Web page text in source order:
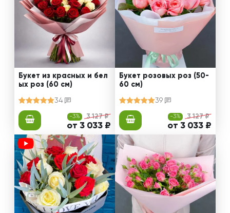
Букет из красных и бел
ых роз (60 см)
34
-3% 3 127 ₽
от 3 033 ₽
Букет розовых роз (50-
60 см)
39
-3% 3 127 ₽
от 3 033 ₽